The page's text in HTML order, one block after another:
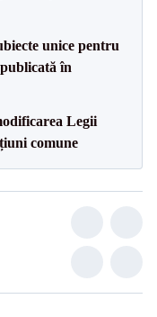
unice pentru
în
Legii
comune